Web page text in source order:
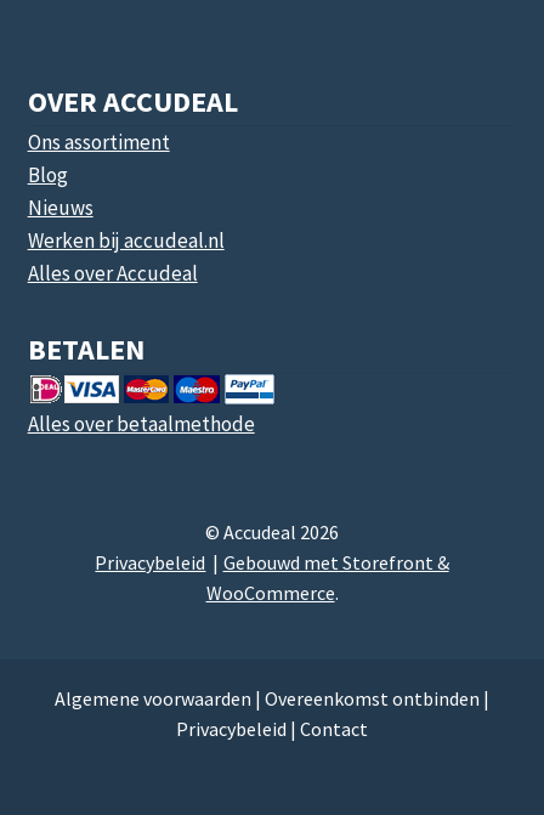
OVER ACCUDEAL
Ons assortiment
Blog
Nieuws
Werken bij accudeal.nl
Alles over Accudeal
BETALEN
Alles over betaalmethode
© Accudeal 2026
Privacybeleid
Gebouwd met Storefront &
WooCommerce.
Algemene voorwaarden | Overeenkomst ontbinden |
Privacybeleid | Contact